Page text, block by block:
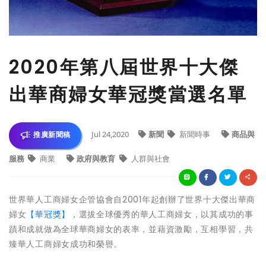
2020年第八屆世界十大傑
出華商婦女華冠獎當選名單
推廣新聞稿 Jul 24,2020 新聞 新聞時事 商品與
服務 商業 政府與教育 人群與社會
世界華人工商婦女企管協會自2001年起創辦了世界十大傑出華商
婦女 【華冠獎】
，選拔全球優秀的華人工商婦女，以其成功的事
蹟和成就做為全球華商婦女的表率，並藉資激勵，互相學習，共
臻華人工商婦女成功和榮譽。